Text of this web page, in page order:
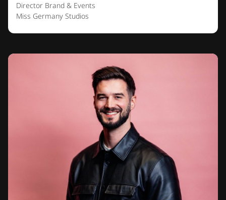
Director Brand & Events
Miss Germany Studios